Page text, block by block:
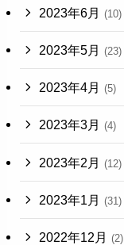
2023年6月 (10)
2023年5月 (23)
2023年4月 (5)
2023年3月 (4)
2023年2月 (12)
2023年1月 (31)
2022年12月 (2)